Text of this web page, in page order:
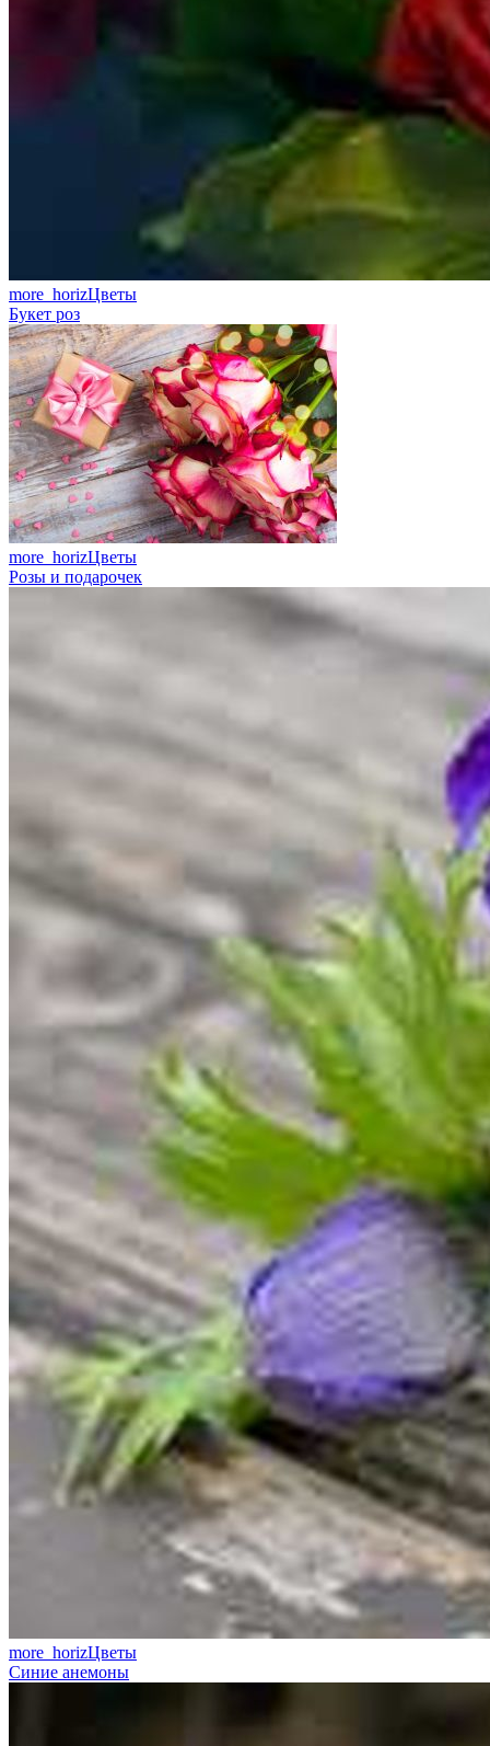
more_horizЦветы
Букет роз
more_horizЦветы
Розы и подарочек
more_horizЦветы
Синие анемоны